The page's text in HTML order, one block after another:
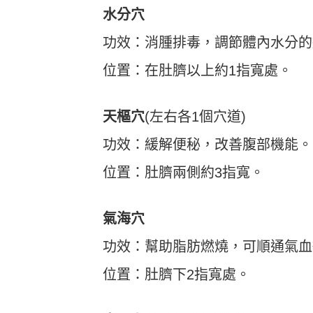
水分穴
功效：消腫排毒，調節體內水分的
位置：在肚臍以上約1指寬處。
天樞穴(左右各1個穴道)
功效：緩解便秘，改善腹部機能。
位置：肚臍兩側約3指寬。
氣海穴
功效：幫助脂肪燃燒，可順通氣血
位置：肚臍下2指寬處。